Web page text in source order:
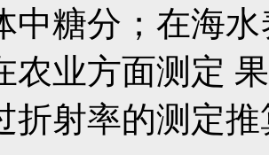
中糖分；在海
农业方面测定
折射率的测定